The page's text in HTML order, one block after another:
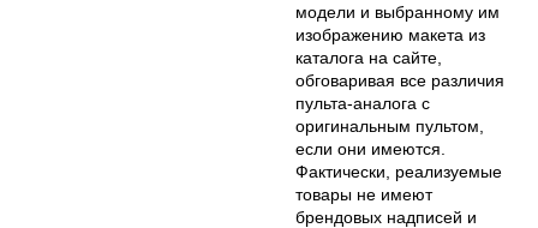
модели и выбранному им
изображению макета из
каталога на сайте,
обговаривая все различия
пульта-аналога с
оригинальным пультом,
если они имеются.
Фактически, реализуемые
товары не имеют
брендовых надписей и